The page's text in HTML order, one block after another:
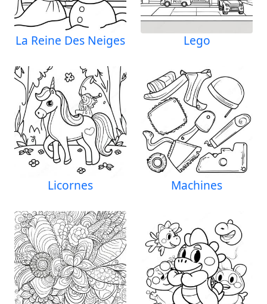
La Reine Des Neiges Lego
Licornes Machines